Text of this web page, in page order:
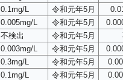
0.1mg/L 令和元年5月
0.005mg/L 令和元年5月
不検出 令和元年5月
0.003mg/L 令和元年5月
0.3mg/L 令和元年5月
0.1mg/L 令和元年5月